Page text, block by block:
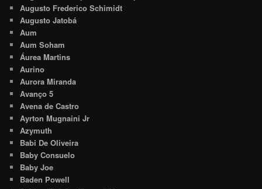
Augusto Frederico Schimidt
Augusto Jatobá
Aum
Aum Soham
Áurea Martins
Aurino
Aurora Miranda
Avanço 5
Avena de Castro
Ayrton Mugnaini Jr
Azymuth
Babi De Oliveira
Baby Consuelo
Baby Joe
Baden Powell